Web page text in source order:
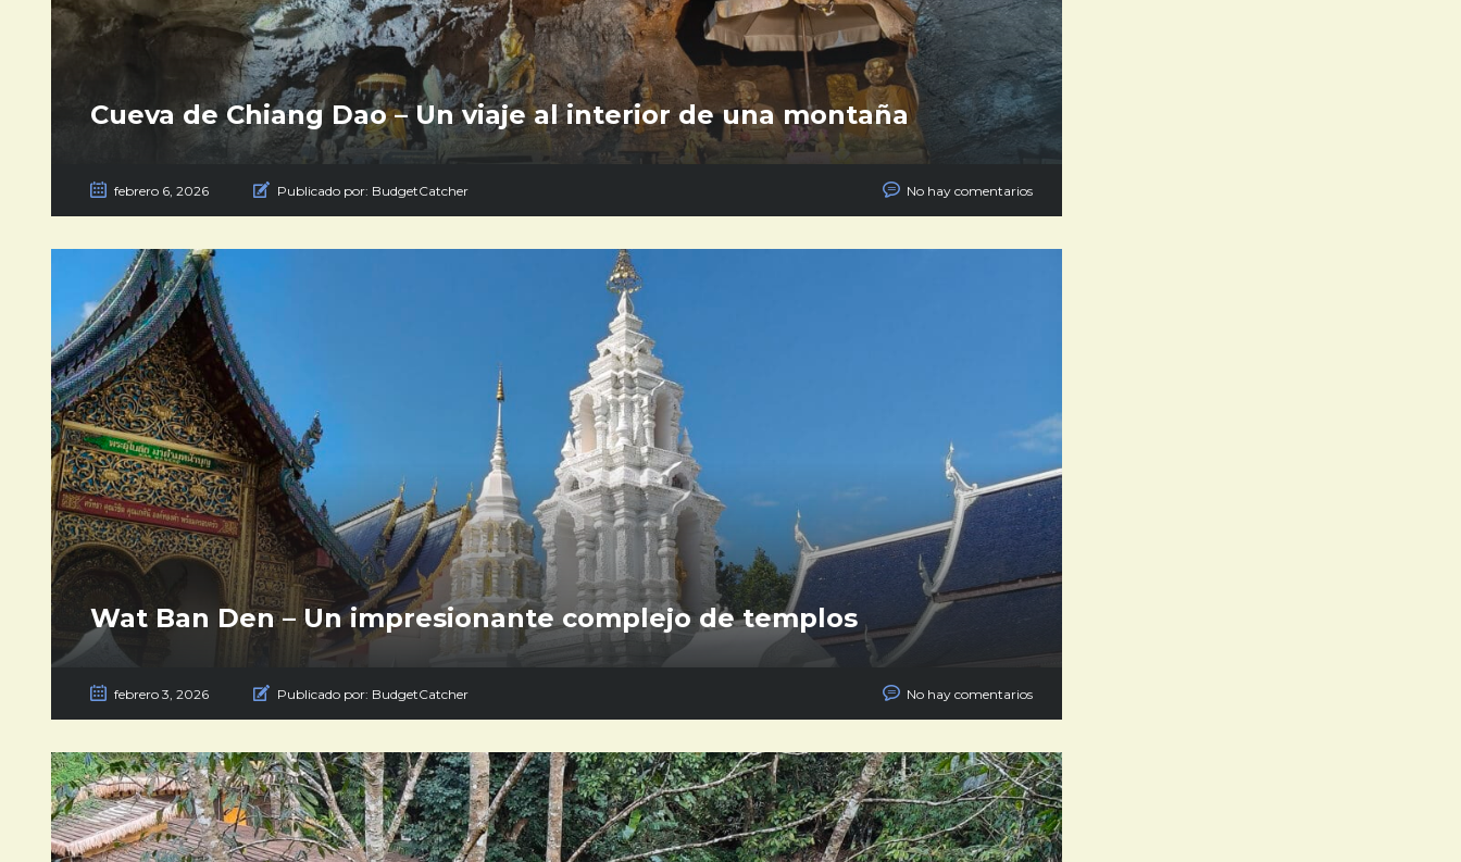
Cueva de Chiang Dao – Un viaje al interior de una montaña
febrero 6, 2026 Publicado por: BudgetCatcher No hay comentarios
Wat Ban Den – Un impresionante complejo de templos
febrero 3, 2026 Publicado por: BudgetCatcher No hay comentarios